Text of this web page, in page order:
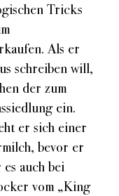
Tricks
Als er
schreiben will,
der zum
ein.
er sich einer
bevor er
auch bei
vom „King